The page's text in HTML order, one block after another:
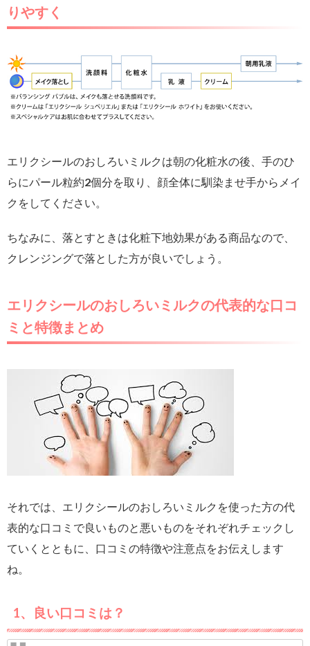
りやすく
エリクシールのおしろいミルクは朝の化粧水の後、手のひ
らにパール粒約2個分を取り、顔全体に馴染ませ手からメイ
クをしてください。
ちなみに、落とすときは化粧下地効果がある商品なので、
クレンジングで落とした方が良いでしょう。
エリクシールのおしろいミルクの代表的な口コ
ミと特徴まとめ
それでは、エリクシールのおしろいミルクを使った方の代
表的な口コミで良いものと悪いものをそれぞれチェックし
ていくとともに、口コミの特徴や注意点をお伝えします
ね。
1、良い口コミは？